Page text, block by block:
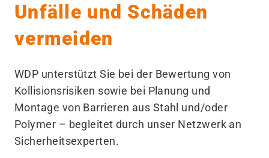
Unfälle und Schäden
vermeiden
WDP unterstützt Sie bei der Bewertung von
Kollisionsrisiken sowie bei Planung und
Montage von Barrieren aus Stahl und/​oder
Polymer – begleitet durch unser Netzwerk an
Sicherheitsexperten.